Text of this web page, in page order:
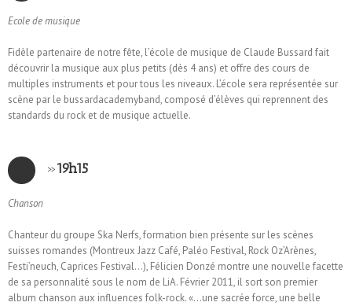
Ecole de musique
Fidèle partenaire de notre fête, l’école de musique de Claude Bussard fait
découvrir la musique aux plus petits (dès 4 ans) et offre des cours de
multiples instruments et pour tous les niveaux. L’école sera représentée sur
scène par le bussardacademyband, composé d’élèves qui reprennent des
standards du rock et de musique actuelle.
»19h15
Chanson
Chanteur du groupe Ska Nerfs, formation bien présente sur les scènes
suisses romandes (Montreux Jazz Café, Paléo Festival, Rock Oz’Arènes,
Festi’neuch, Caprices Festival…), Félicien Donzé montre une nouvelle facette
de sa personnalité sous le nom de LiA. Février 2011, il sort son premier
album chanson aux influences folk-rock. «…une sacrée force, une belle